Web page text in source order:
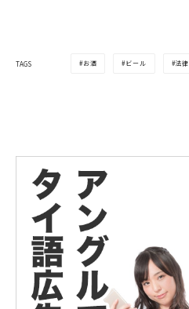
TAGS お酒 ビール 法律